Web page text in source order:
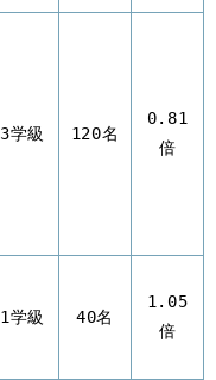
3学級 120名
0.81
倍
1学級 40名
1.05
倍